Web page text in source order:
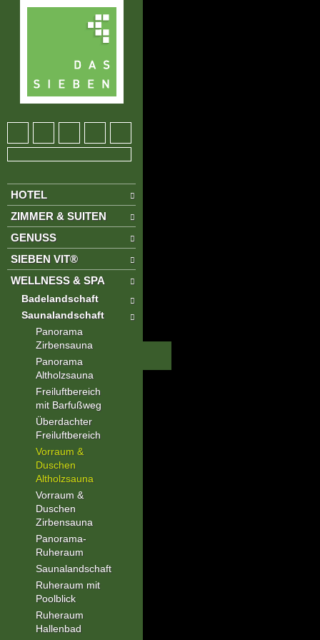
HOTEL
ZIMMER & SUITEN
GENUSS
SIEBEN VIT®
WELLNESS & SPA
Badelandschaft
Saunalandschaft
Panorama
Zirbensauna
Panorama
Altholzsauna
Freiluftbereich
mit Barfußweg
Überdachter
Freiluftbereich
Vorraum &
Duschen
Altholzsauna
Vorraum &
Duschen
Zirbensauna
Panorama-
Ruheraum
Saunalandschaft
Ruheraum mit
Poolblick
Ruheraum
Hallenbad